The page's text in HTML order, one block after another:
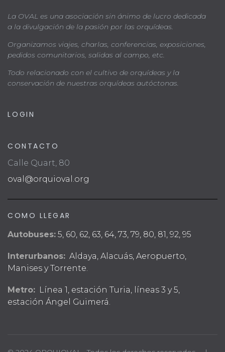
La OVAL es una asociación sin ánimo de lucro dedicada
a la divulgación de la pasión por las orquídeas.
Organizamos viajes, charlas, conferencias, exposiciones,
pedidos comunitarios, salidas al campo, etc.
Todo relacionado con el cultivo de orquídeas y la
conservación de nuestras orquídeas autóctonas.
LOGIN
CONTACTO
Calle Quart, 80
oval@orquioval.org
COMO LLEGAR
Autobuses: 5, 60, 62, 63, 64, 73, 79, 80, 81, 92, 95
Interurbanos: Aldaya, Alacuás, Aeropuerto,
Manises y Torrente.
Metro: Línea 1, estación Turia, líneas 3 y 5,
estación Ángel Guimerá.